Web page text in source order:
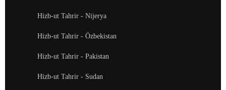
Hizb-ut Tahrir - Nijerya
Hizb-ut Tahrir - Özbekistan
Hizb-ut Tahrir - Pakistan
Hizb-ut Tahrir - Sudan